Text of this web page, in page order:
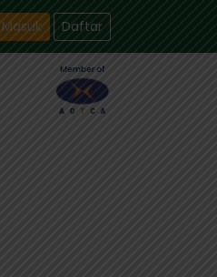
Masuk Daftar